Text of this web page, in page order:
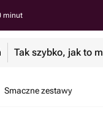
minut
Tak szybko, jak to
Smaczne zestawy